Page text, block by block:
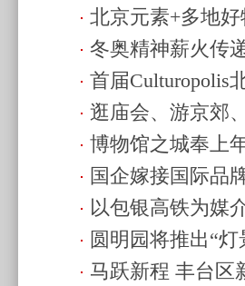
北京元素+多地
会(2026.2.5 21:21)
冬奥精神薪火传
动启幕(2026.2.2
首届Culturopolis
幕 (2026.1.31 21:15)
逛庙会、游京郊
年”(2026.1.31 13:16)
博物馆之城奉上
展览及活动
国企嫁接国际品
21:27)
以包银高铁为媒
(2026.1.28 21:23)
圆明园将推出“
(2026.1.28 16:42)
马跃新程 丰台区